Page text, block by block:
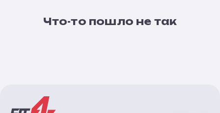
Что-то пошло не так